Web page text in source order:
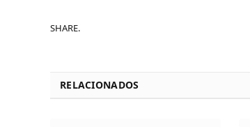
SHARE.
RELACIONADOS